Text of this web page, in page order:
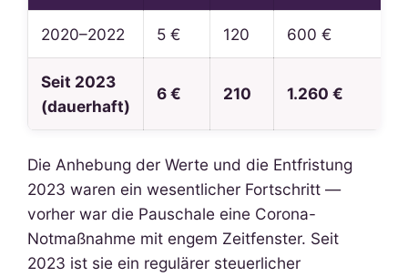
2020–2022 5 € 120 600 €
Seit 2023
(dauerhaft)
6 € 210 1.260 €
Die Anhebung der Werte und die Entfristung
2023 waren ein wesentlicher Fortschritt —
vorher war die Pauschale eine Corona-
Notmaßnahme mit engem Zeitfenster. Seit
2023 ist sie ein regulärer steuerlicher